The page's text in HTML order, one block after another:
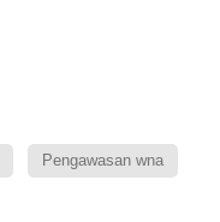
Pengawasan wna